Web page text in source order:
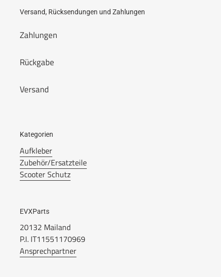
Versand, Rücksendungen und Zahlungen
Zahlungen
Rückgabe
Versand
Kategorien
Aufkleber
Zubehör/Ersatzteile
Scooter Schutz
EVXParts
20132 Mailand
P.I. IT11551170969
Ansprechpartner